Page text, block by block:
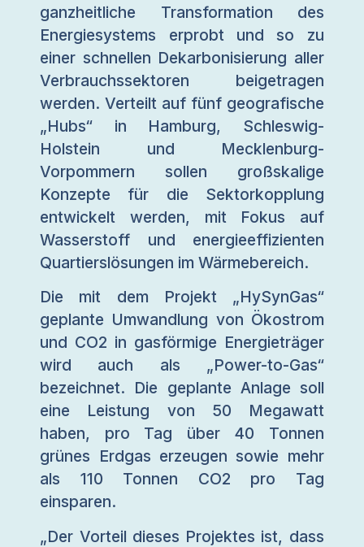
ganzheitliche Transformation des
Energiesystems erprobt und so zu
einer schnellen Dekarbonisierung aller
Verbrauchssektoren beigetragen
werden. Verteilt auf fünf geografische
„Hubs“ in Hamburg, Schleswig-
Holstein und Mecklenburg-
Vorpommern sollen großskalige
Konzepte für die Sektorkopplung
entwickelt werden, mit Fokus auf
Wasserstoff und energieeffizienten
Quartierslösungen im Wärmebereich.
Die mit dem Projekt „HySynGas“
geplante Umwandlung von Ökostrom
und CO2 in gasförmige Energieträger
wird auch als „Power-to-Gas“
bezeichnet. Die geplante Anlage soll
eine Leistung von 50 Megawatt
haben, pro Tag über 40 Tonnen
grünes Erdgas erzeugen sowie mehr
als 110 Tonnen CO2 pro Tag
einsparen.
„Der Vorteil dieses Projektes ist, dass